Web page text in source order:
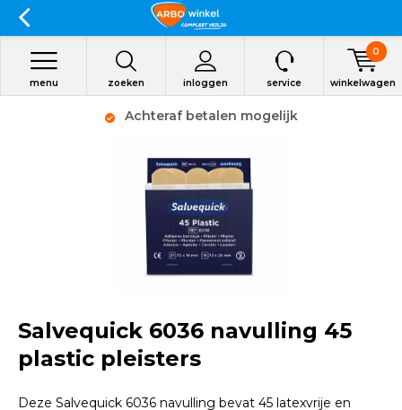
zoeken inloggen
menu service winkelwagen
0
Achteraf betalen mogelijk
Salvequick 6036 navulling 45
plastic pleisters
Deze Salvequick 6036 navulling bevat 45 latexvrije en